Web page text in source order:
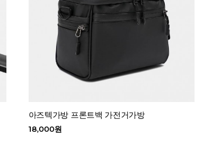
아즈텍가방 프론트백 가전거가방
18,000원